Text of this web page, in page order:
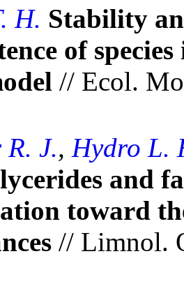
H. Stability
of
// Ecol.
J., Hydro L.
and
toward
// Limnol.